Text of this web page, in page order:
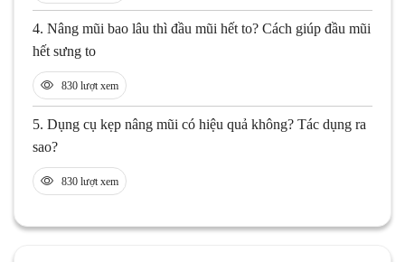
4. Nâng mũi bao lâu thì đầu mũi hết to? Cách giúp đầu mũi
hết sưng to
830 lượt xem
5. Dụng cụ kẹp nâng mũi có hiệu quả không? Tác dụng ra
sao?
830 lượt xem